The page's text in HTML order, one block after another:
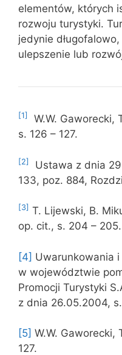
elementów, których
rozwoju turystyki.
jedynie
ulepszenie lub
[1]
W.W. Gaworecki,
s. 126 – 127.
[2]
Ustawa z dnia
133, poz. 884,
[3] T. Lijewski, B.
op. cit., s. 204 – 205.
[4] Uwarunkowania
w województwie
Promocji Turystyki
z dnia 26.05.2004,
[5] W.W.
127.